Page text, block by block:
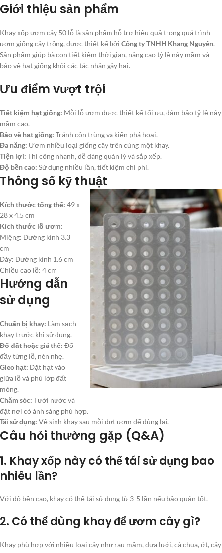
Giới thiệu sản phẩm
Khay xốp ươm cây 50 lỗ là sản phẩm hỗ trợ hiệu quả trong quá trình
ươm giống cây trồng, được thiết kế bởi Công ty TNHH Khang Nguyên.
Sản phẩm giúp bà con tiết kiệm thời gian, nâng cao tỷ lệ nảy mầm và
bảo vệ hạt giống khỏi các tác nhân gây hại.
Ưu điểm vượt trội
Tiết kiệm hạt giống: Mỗi lỗ ươm được thiết kế tối ưu, đảm bảo tỷ lệ nảy
mầm cao.
Bảo vệ hạt giống: Tránh côn trùng và kiến phá hoại.
Đa năng: Ươm nhiều loại giống cây trên cùng một khay.
Tiện lợi: Thi công nhanh, dễ dàng quản lý và sắp xếp.
Độ bền cao: Sử dụng nhiều lần, tiết kiệm chi phí.
Thông số kỹ thuật
Kích thước tổng thể: 49 x
28 x 4.5 cm
Kích thước lỗ ươm:
Miệng: Đường kính 3.3
cm
Đáy: Đường kính 1.6 cm
Chiều cao lỗ: 4 cm
Hướng dẫn
sử dụng
Chuẩn bị khay: Làm sạch
khay trước khi sử dụng.
Đổ đất hoặc giá thể: Đổ
đầy từng lỗ, nén nhẹ.
Gieo hạt: Đặt hạt vào
giữa lỗ và phủ lớp đất
mỏng.
Chăm sóc: Tưới nước và
đặt nơi có ánh sáng phù hợp.
Tái sử dụng: Vệ sinh khay sau mỗi đợt ươm để dùng lại.
Câu hỏi thường gặp (Q&A)
1. Khay xốp này có thể tái sử dụng bao
nhiêu lần?
Với độ bền cao, khay có thể tái sử dụng từ 3-5 lần nếu bảo quản tốt.
2. Có thể dùng khay để ươm cây gì?
Khay phù hợp với nhiều loại cây như rau mầm, dưa lưới, cà chua, ớt, cây